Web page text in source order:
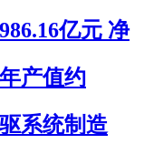
亿元 净
产值约
系统制造